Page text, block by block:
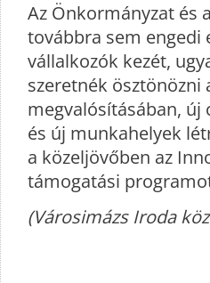
Az Önkormányzat és
továbbra sem engedi
vállalkozók kezét,
szeretnék ösztönözni
megvalósításában, új
és új munkahelyek
a közeljövőben az
támogatási
(Városimázs Iroda